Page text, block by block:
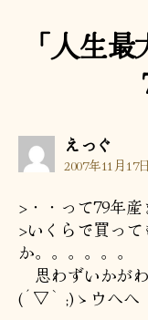
「人生
えっぐ
発
言:
2007年11月17
>・・って79年
>いくらで買っ
か。。。。。。
思わずいかが
(´▽｀;)ゝウヘヘ